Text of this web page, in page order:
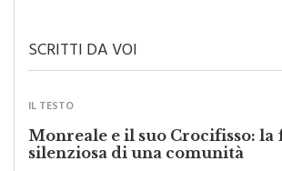
SCRITTI DA VOI
IL TESTO
Monreale e il suo Crocifisso: la
silenziosa di una comunità